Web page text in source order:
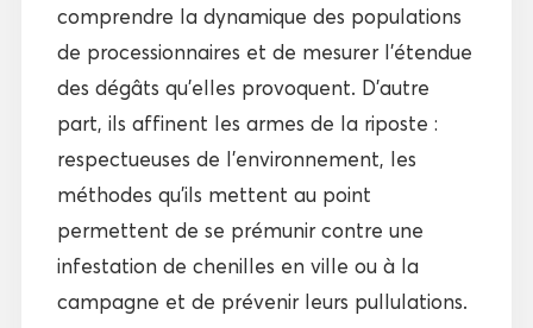
comprendre la dynamique des populations
de processionnaires et de mesurer l’étendue
des dégâts qu’elles provoquent. D’autre
part, ils affinent les armes de la riposte :
respectueuses de l’environnement, les
méthodes qu’ils mettent au point
permettent de se prémunir contre une
infestation de chenilles en ville ou à la
campagne et de prévenir leurs pullulations.